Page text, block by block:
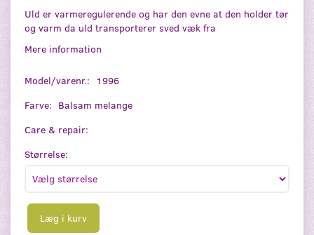
Uld er varmeregulerende og har den evne at den holder tør
og varm da uld transporterer sved væk fra
Mere information
Model/varenr.:
1996
Farve: Balsam melange
Care & repair:
Størrelse:
Læg i kurv